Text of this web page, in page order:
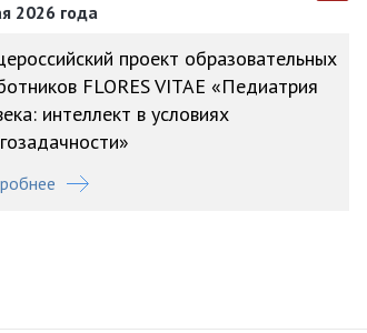
2026 года
проект образовательных
FLORES VITAE «Педиатрия
интеллект в условиях